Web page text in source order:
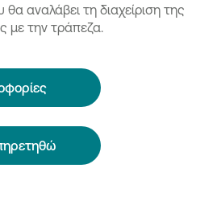
αναλάβει τη διαχείριση της
με την τράπεζα.